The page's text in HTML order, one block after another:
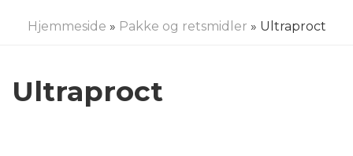
Hjemmeside » Pakke og retsmidler » Ultraproct
Ultraproct